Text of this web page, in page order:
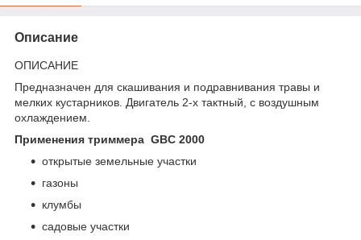
Описание
ОПИСАНИЕ
Предназначен для скашивания и подравнивания травы и
мелких кустарников. Двигатель 2-х тактный, с воздушным
охлаждением.
Применения триммера GBC 2000
открытые земельные участки
газоны
клумбы
садовые участки